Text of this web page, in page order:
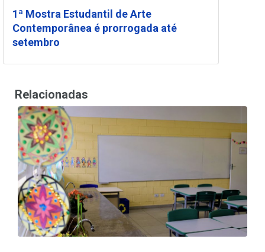
1ª Mostra Estudantil de Arte
Contemporânea é prorrogada até
setembro
Relacionadas